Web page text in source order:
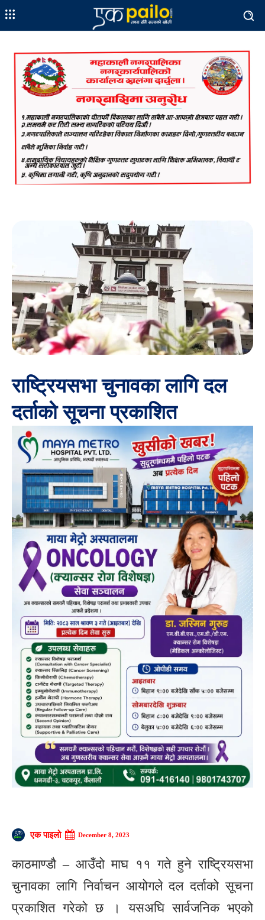
राष्ट्रियसभा चुनावका लागि दल
दर्ताको सूचना प्रकाशित
एक पाइलो December 8, 2023
काठमाण्डौ – आउँदो माघ ११ गते हुने राष्ट्रियसभा
चुनावका लागि निर्वाचन आयोगले दल दर्ताको सूचना
प्रकाशित गरेको छ । यसअघि सार्वजनिक भएको